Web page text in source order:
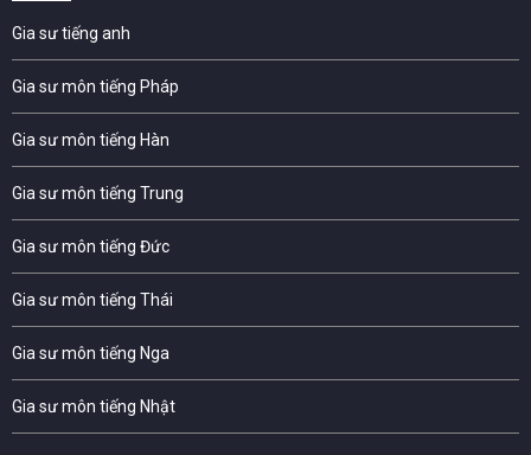
Gia sư tiếng anh
Gia sư môn tiếng Pháp
Gia sư môn tiếng Hàn
Gia sư môn tiếng Trung
Gia sư môn tiếng Đức
Gia sư môn tiếng Thái
Gia sư môn tiếng Nga
Gia sư môn tiếng Nhật